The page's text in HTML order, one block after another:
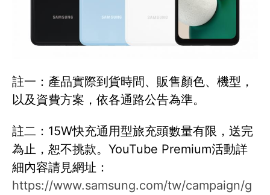
註一：產品實際到貨時間、販售顏色、機型，
以及資費方案，依各通路公告為準。
註二：15W快充通用型旅充頭數量有限，送完
為止，恕不挑款。YouTube Premium活動詳
細內容請見網址：
https://www.samsung.com/tw/campaign/g